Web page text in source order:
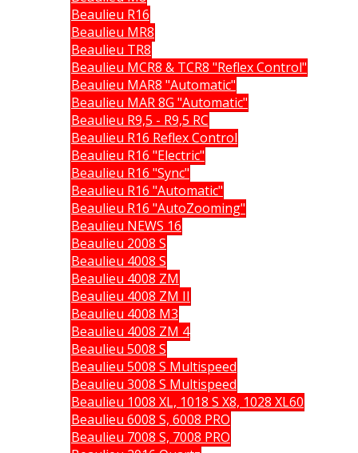
Beaulieu R16
Beaulieu MR8
Beaulieu TR8
Beaulieu MCR8 & TCR8 "Reflex Control"
Beaulieu MAR8 "Automatic"
Beaulieu MAR 8G "Automatic"
Beaulieu R9,5 - R9,5 RC
Beaulieu R16 Reflex Control
Beaulieu R16 "Electric"
Beaulieu R16 "Sync"
Beaulieu R16 "Automatic"
Beaulieu R16 "AutoZooming"
Beaulieu NEWS 16
Beaulieu 2008 S
Beaulieu 4008 S
Beaulieu 4008 ZM
Beaulieu 4008 ZM II
Beaulieu 4008 M3
Beaulieu 4008 ZM 4
Beaulieu 5008 S
Beaulieu 5008 S Multispeed
Beaulieu 3008 S Multispeed
Beaulieu 1008 XL, 1018 S X8, 1028 XL60
Beaulieu 6008 S, 6008 PRO
Beaulieu 7008 S, 7008 PRO